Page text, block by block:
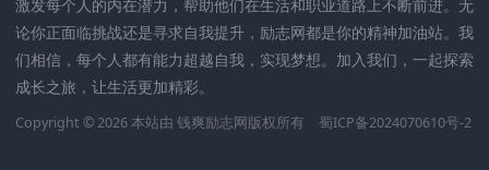
激发每个人的内在潜力，帮助他们在生活和职业道路上不断前进。无
论你正面临挑战还是寻求自我提升，励志网都是你的精神加油站。我
们相信，每个人都有能力超越自我，实现梦想。加入我们，一起探索
成长之旅，让生活更加精彩。
Copyright © 2026 本站由 钱爽励志网版权所有 蜀ICP备2024070610号-2